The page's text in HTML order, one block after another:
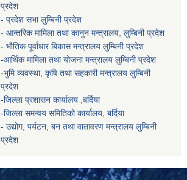
प्रदेश
- प्रदेश सभा लुम्बिनी प्रदेश
- आन्तरिक मामिला तथा कानुन मन्त्रालय, लुम्बिनी प्रदेश
- भौतिक पूर्वाधार बिकास मन्त्रालय लुम्बिनी प्रदेश
-आर्थिक मामिला तथा योजना मन्त्रालय लुम्बिनी प्रदेश
-भुमि व्यवस्था, कृषि तथा सहकारी मन्त्रालय लुम्बिनी
प्रदेश
-जिल्ला प्रशासन कार्यालय ,बर्दिया
-जिल्ला समन्वय समितिको कार्यालय, बर्दिया
- उद्योग, पर्यटन, बन तथा वातावरण मन्त्रालय लुम्बिनी
प्रदेश